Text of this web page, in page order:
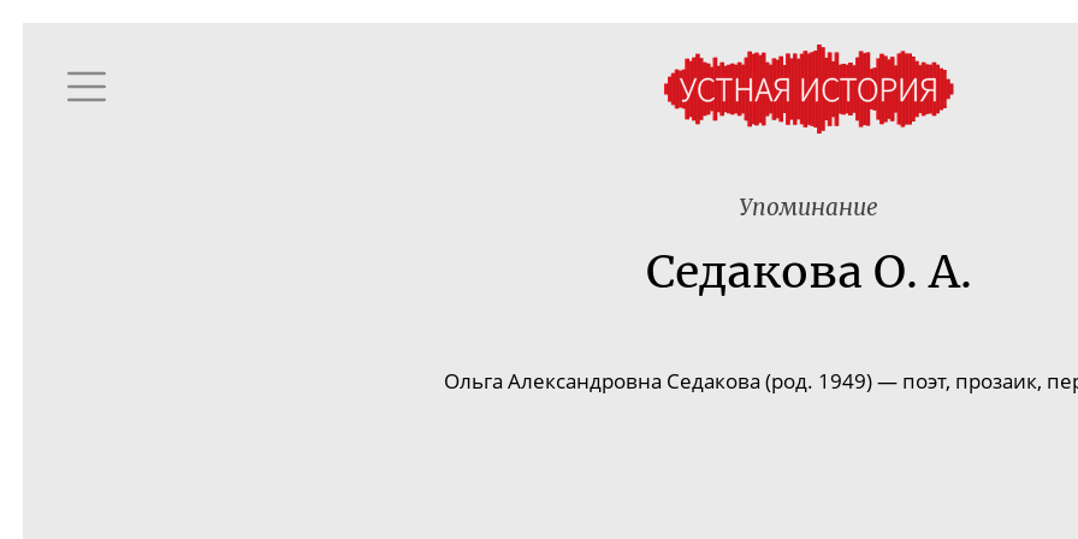
Упоминание
Седакова О. А.
Ольга Александровна Седакова (род. 1949) — поэт, прозаик,